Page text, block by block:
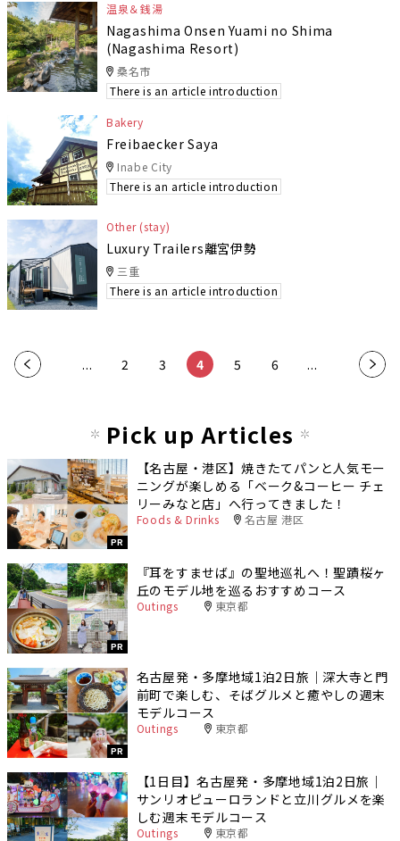
温泉＆銭湯
Nagashima Onsen Yuami no Shima
(Nagashima Resort)
桑名市
There is an article introduction
Bakery
Freibaecker Saya
Inabe City
There is an article introduction
Other (stay)
Luxury Trailers離宮伊勢
三重
There is an article introduction
« ... 2 3 4 5 6 ... »
Pick up Articles
PR
【名古屋・港区】焼きたてパンと人気モー
ニングが楽しめる「ベーク&コーヒー チェ
リーみなと店」へ行ってきました！
Foods & Drinks 名古屋 港区
PR
『耳をすませば』の聖地巡礼へ！聖蹟桜ヶ
丘のモデル地を巡るおすすめコース
Outings 東京都
PR
名古屋発・多摩地域1泊2日旅｜深大寺と門
前町で楽しむ、そばグルメと癒やしの週末
モデルコース
Outings 東京都
【1日目】名古屋発・多摩地域1泊2日旅｜
サンリオピューロランドと立川グルメを楽
しむ週末モデルコース
Outings 東京都